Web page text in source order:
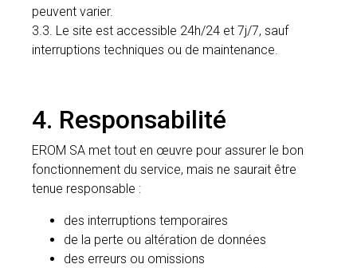
peuvent varier.
3.3. Le site est accessible 24h/24 et 7j/7, sauf
interruptions techniques ou de maintenance.
4. Responsabilité
EROM SA met tout en œuvre pour assurer le bon
fonctionnement du service, mais ne saurait être
tenue responsable :
des interruptions temporaires
de la perte ou altération de données
des erreurs ou omissions